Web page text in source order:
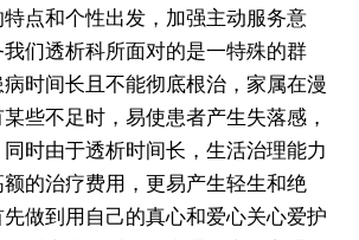
点和个性出发，加强主动服务意
们透析科所面对的是一特殊的群
时间长且不能彻底根治，家属在漫
些不足时，易使患者产生失落感，
时由于透析时间长，生活治理能力
的治疗费用，更易产生轻生和绝
做到用自己的真心和爱心关心爱护